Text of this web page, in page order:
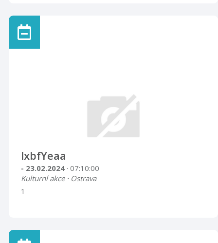
lxbfYeaa
- 23.02.2024 · 07:10:00
Kulturní akce · Ostrava
1